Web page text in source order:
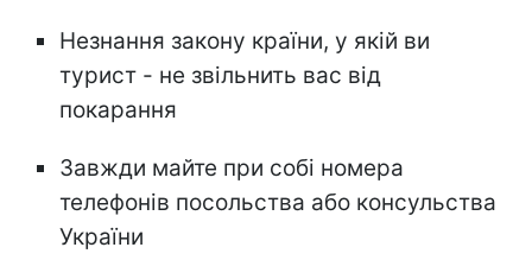
Незнання закону країни, у якій ви
турист - не звільнить вас від
покарання
Завжди майте при собі номера
телефонів посольства або консульства
України